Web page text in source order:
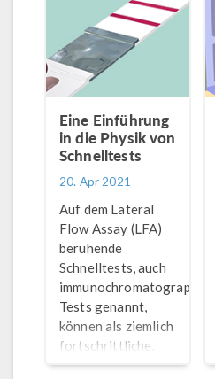
Eine Einführung
in die Physik von
Schnelltests
20. Apr 2021
Auf dem Lateral
Flow Assay (LFA)
beruhende
Schnelltests, auch
Tests genannt,
können als ziemlich
fortschrittliche,
aber sehr robuste